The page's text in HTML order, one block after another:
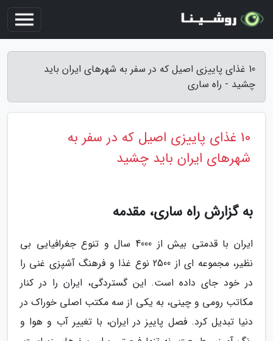
10 غذای پاییزی اصیل که در سفر به شهرهای ایران باید
چشید - راه ساری
10 غذای پاییزی اصیل که در سفر به
شهرهای ایران باید چشید
به گزارش راه ساری، مقدمه
ایران با قدمتی بیش از 4000 سال و تنوع جغرافیایی بی
نظیر، مجموعه ای از 2500 نوع غذا و فرهنگ آشپزی غنی را
در خود جای داده است. این گستردگی، ایران را در کنار
مکاتب رومی و چینی، به یکی از سه مکتب اصلی خوراک در
دنیا تبدیل کرد. فصل پاییز در ایران، با تغییر آب و هوا و